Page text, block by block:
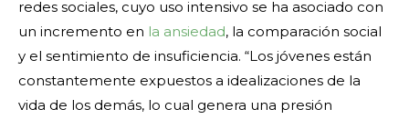
redes sociales, cuyo uso intensivo se ha asociado con
un incremento en la ansiedad, la comparación social
y el sentimiento de insuficiencia. “Los jóvenes están
constantemente expuestos a idealizaciones de la
vida de los demás, lo cual genera una presión